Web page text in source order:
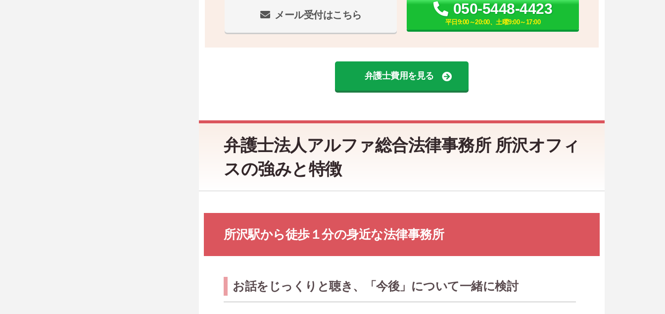
メール受付はこちら 050-5448-4423
平日9:00～20:00、土曜9:00～17:00
弁護士費用を見る
弁護士法人アルファ総合法律事務所 所沢オフィ
スの強みと特徴
所沢駅から徒歩１分の身近な法律事務所
お話をじっくりと聴き、「今後」について一緒に検討